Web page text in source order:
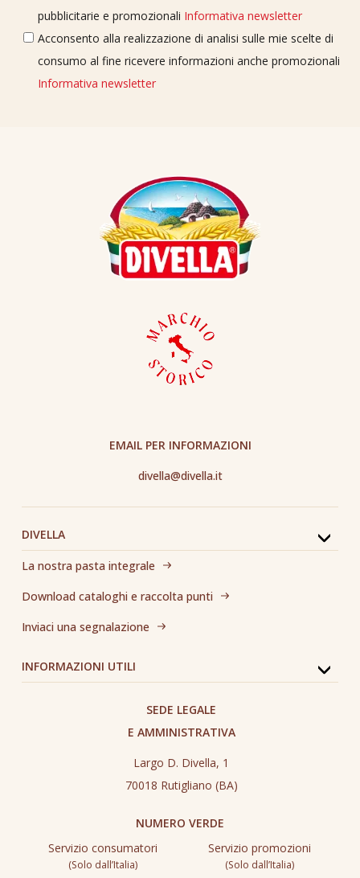
pubblicitarie e promozionali Informativa newsletter
Acconsento alla realizzazione di analisi sulle mie scelte di
consumo al fine ricevere informazioni anche promozionali
Informativa newsletter
DIVELLA
La nostra pasta integrale
Download cataloghi e raccolta punti
Inviaci una segnalazione
INFORMAZIONI UTILI
EMAIL PER INFORMAZIONI
divella@divella.it
SEDE LEGALE
E AMMINISTRATIVA
Largo D. Divella, 1
70018 Rutigliano (BA)
NUMERO VERDE
Servizio consumatori
(Solo dall’Italia)
Servizio promozioni
(Solo dall’Italia)